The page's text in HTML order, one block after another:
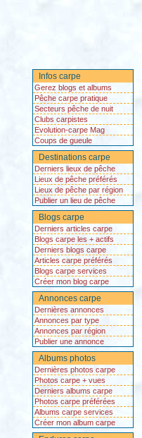
Infos carpe
Gerez blogs et albums
Pêche carpe pratique
Secteurs pêche de nuit
Clubs carpistes
Evolution-carpe Mag
Coups de gueule
Destinations carpe
Derniers lieux de pêche
Lieux de pêche préférés
Lieux de pêche par région
Publier un lieu de pêche
Blogs carpe
Derniers articles carpe
Blogs carpe les + actifs
Derniers blogs carpe
Articles carpe préférés
Blogs carpe services
Créer mon blog carpe
Annonces carpe
Dernières annonces
Annonces par type
Annonces par région
Publier une annonce
Albums photos
Dernières photos carpe
Photos carpe + vues
Derniers albums carpe
Photos carpe préférées
Albums carpe services
Créer mon album carpe